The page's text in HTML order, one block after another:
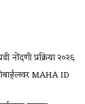
प्रक्रिया २०२६
MAHA ID